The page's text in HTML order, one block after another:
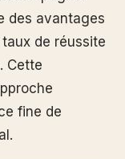
des avantages
de réussite
Cette
fine de